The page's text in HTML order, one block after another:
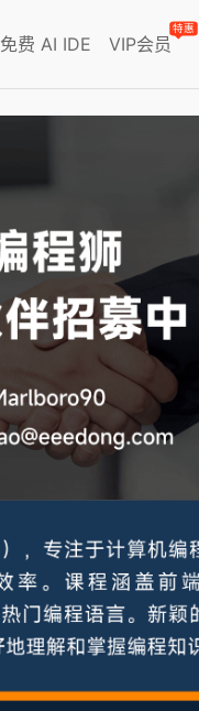
免费 AI IDE VIP会员
特惠